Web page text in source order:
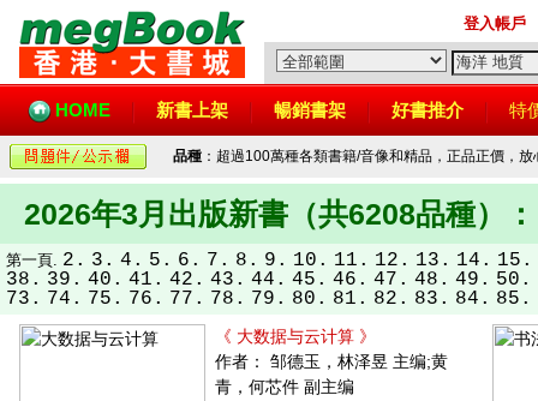
登入帳戶
HOME 新書上架 暢銷書架 好書推介 特
品種 ：超過100萬種各類書籍/音像和精品，正品正價，
2026年3月出版新書（共6208品種）：
第一頁. 2. 3. 4. 5. 6. 7. 8. 9. 10. 11. 12. 13. 14. 15.
38. 39. 40. 41. 42. 43. 44. 45. 46. 47. 48. 49. 50.
73. 74. 75. 76. 77. 78. 79. 80. 81. 82. 83. 84. 85.
《 大数据与云计算 》
作者： 邹德玉，林泽昱 主编;黄
青，何芯件 副主编